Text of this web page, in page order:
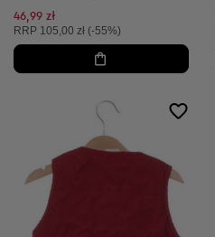
46,99 zł
Cena sugerowana:
RRP 105,00 zł (-55%)